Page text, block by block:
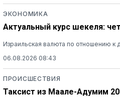
ЭКОНОМИКА
Актуальный курс шекеля:
Израильская валюта по отношению к
06.08.2026 08:43
ПРОИСШЕСТВИЯ
Таксист из Маале-Адумим